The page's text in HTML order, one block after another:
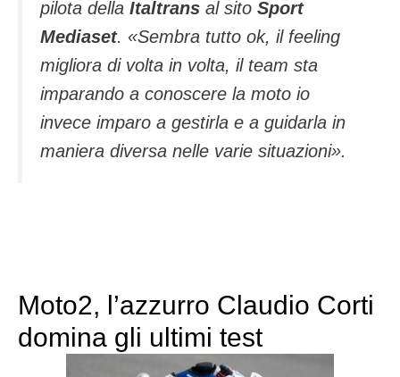
pilota della Italtrans al sito Sport
Mediaset. «Sembra tutto ok, il feeling
migliora di volta in volta, il team sta
imparando a conoscere la moto io
invece imparo a gestirla e a guidarla in
maniera diversa nelle varie situazioni».
Moto2, l’azzurro Claudio Corti
domina gli ultimi test